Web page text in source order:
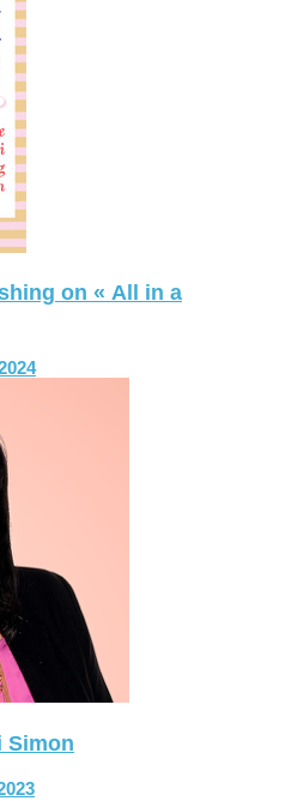
on « All in a
Simon